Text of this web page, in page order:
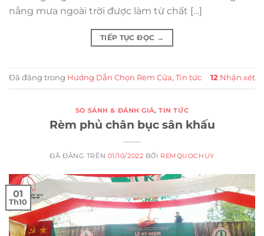
nắng mưa ngoài trời được làm từ chất […]
TIẾP TỤC ĐỌC →
Đã đăng trong Hướng Dẫn Chọn Rèm Cửa, Tin tức 12 Nhận xét
SO SÁNH & ĐÁNH GIÁ,TIN TỨC
Rèm phủ chân bục sân khấu
ĐÃ ĐĂNG TRÊN 01/10/2022 BỞI REMQUOCHUY
01
Th10